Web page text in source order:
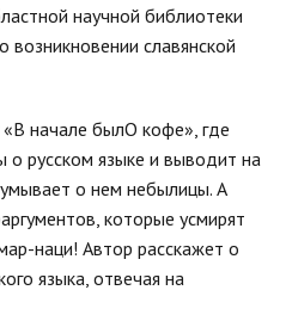
научной библиотеки
славянской
начале былО кофе», где
о русском языке и выводит на
о нем небылицы. А
которые усмирят
наци! Автор расскажет о
языка, отвечая на